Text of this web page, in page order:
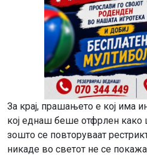
За крај, прашањето е кој има
кој еднаш беше отфрлен како
зошто се повторуваат
никаде во светот не се